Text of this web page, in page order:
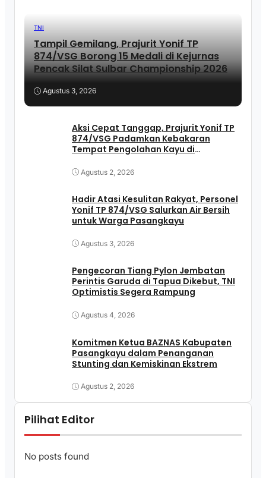
TNI
Tampil Gemilang, Prajurit Yonif TP
874/VSG Borong 15 Medali di Kejurnas
Pencak Silat Sulbar Championship 2026
Agustus 3, 2026
Aksi Cepat Tanggap, Prajurit Yonif TP
874/VSG Padamkan Kebakaran
Tempat Pengolahan Kayu di
Agustus 2, 2026
Hadir Atasi Kesulitan Rakyat, Personel
Yonif TP 874/VSG Salurkan Air Bersih
untuk Warga Pasangkayu
Agustus 3, 2026
Pengecoran Tiang Pylon Jembatan
Perintis Garuda di Tapua Dikebut, TNI
Optimistis Segera Rampung
Agustus 4, 2026
Komitmen Ketua BAZNAS Kabupaten
Pasangkayu dalam Penanganan
Stunting dan Kemiskinan Ekstrem
Agustus 2, 2026
Pilihat Editor
No posts found